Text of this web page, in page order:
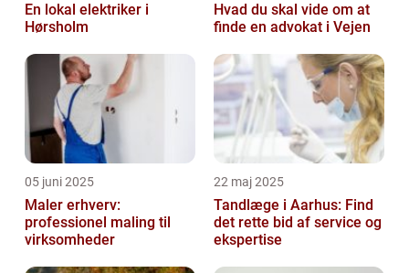
En lokal elektriker i
Hørsholm
Hvad du skal vide om at
finde en advokat i Vejen
05 juni 2025
Maler erhverv:
professionel maling til
virksomheder
22 maj 2025
Tandlæge i Aarhus: Find
det rette bid af service og
ekspertise